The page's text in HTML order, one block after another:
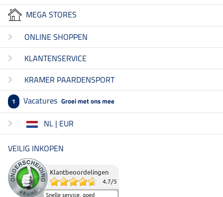
MEGA STORES
ONLINE SHOPPEN
KLANTENSERVICE
KRAMER PAARDENSPORT
1 Vacatures Groei met ons mee
NL | EUR
VEILIG INKOPEN
Klantbeoordelingen
4.7/5
Snelle service, goed